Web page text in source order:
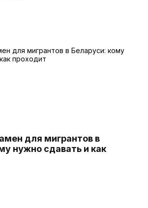
для мигрантов в
нужно сдавать и как